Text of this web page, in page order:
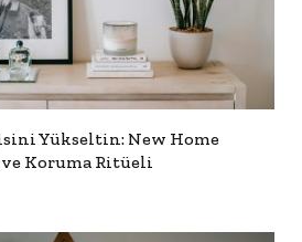
Yükseltin: New Home
Koruma Ritüeli